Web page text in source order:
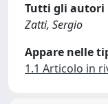
Tutti gli autori
Zatti, Sergio
Appare nelle
1.1 Articolo in